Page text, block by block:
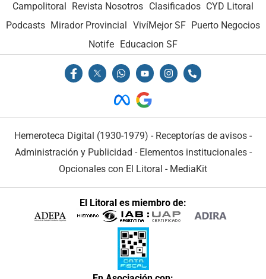
Campolitoral Revista Nosotros Clasificados CYD Litoral
Podcasts Mirador Provincial VivíMejor SF Puerto Negocios
Notife
Educacion SF
Hemeroteca Digital (1930-1979) - Receptorías de avisos -
Administración y Publicidad - Elementos institucionales-
Opcionales con El Litoral - MediaKit
El Litoral es miembro de: